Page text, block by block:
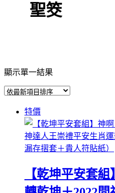
聖筊
顯示單一結果
特價
【乾坤平安套